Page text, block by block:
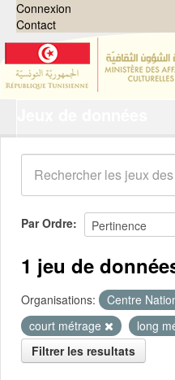
Connexion
Contact
Organisations
Groupes
Demandes 0
À propos
Par Ordre
1 jeu de
Organisations:
Centre
court métrage
long
Filtrer les resultats